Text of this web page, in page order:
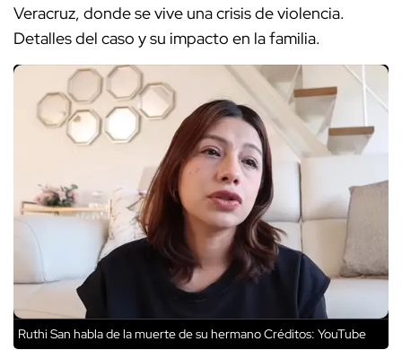
Veracruz, donde se vive una crisis de violencia.
Detalles del caso y su impacto en la familia.
Ruthi San habla de la muerte de su hermanoCréditos: YouTube